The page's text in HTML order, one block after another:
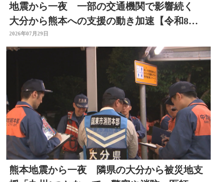
地震から一夜 一部の交通機関で影響続く
大分から熊本への支援の動き加速【令和8年
熊本地震】
2026年07月29日
熊本地震から一夜 隣県の大分から被災地支